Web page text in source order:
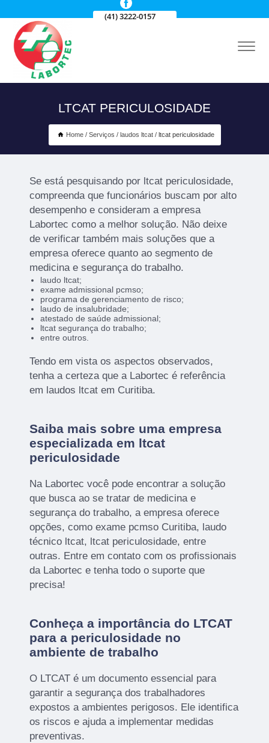
(41) 3222-0157
LTCAT PERICULOSIDADE
Home Serviços laudos ltcat ltcat periculosidade
Se está pesquisando por ltcat periculosidade,
compreenda que funcionários buscam por alto
desempenho e consideram a empresa
Labortec como a melhor solução. Não deixe
de verificar também mais soluções que a
empresa oferece quanto ao segmento de
medicina e segurança do trabalho.
laudo ltcat;
exame admissional pcmso;
programa de gerenciamento de risco;
laudo de insalubridade;
atestado de saúde admissional;
ltcat segurança do trabalho;
entre outros.
Tendo em vista os aspectos observados,
tenha a certeza que a Labortec é referência
em laudos ltcat em Curitiba.
Saiba mais sobre uma empresa
especializada em ltcat
periculosidade
Na Labortec você pode encontrar a solução
que busca ao se tratar de medicina e
segurança do trabalho, a empresa oferece
opções, como exame pcmso Curitiba, laudo
técnico ltcat, ltcat periculosidade, entre
outras. Entre em contato com os profissionais
da Labortec e tenha todo o suporte que
precisa!
Conheça a importância do LTCAT
para a periculosidade no
ambiente de trabalho
O LTCAT é um documento essencial para
garantir a segurança dos trabalhadores
expostos a ambientes perigosos. Ele identifica
os riscos e ajuda a implementar medidas
preventivas.